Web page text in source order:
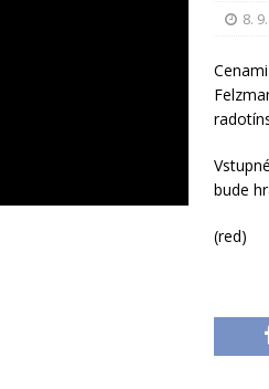
8.
bude
(red)